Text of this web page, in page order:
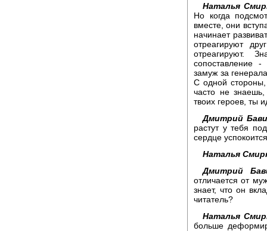
Наталья
Но когда
вместе, они
начинает
отреагируют
отреагируют.
сопоставление
замуж за
С одной стороны,
часто не
твоих героев, ты
Дмитрий
растут у тебя
сердце
Наталья
Дмитрий
отличается от
знает, что он
читатель?
Наталья
больше